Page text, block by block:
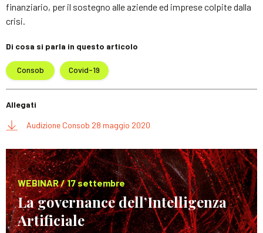
finanziario, per il sostegno alle aziende ed imprese colpite dalla
crisi.
Di cosa si parla in questo articolo
Consob Covid-19
Allegati
Audizione Consob 28 maggio 2020
WEBINAR / 17 settembre
La governance dell’Intelligenza
Artificiale